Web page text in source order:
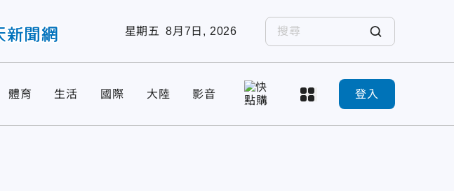
星期五 8月7日, 2026
體育 生活 國際 大陸 影音 登入